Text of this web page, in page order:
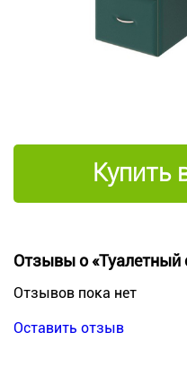
Купить
Отзывы о «Туалетный
Отзывов пока нет
Оставить отзыв